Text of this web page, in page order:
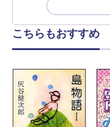
こちらもおすすめ